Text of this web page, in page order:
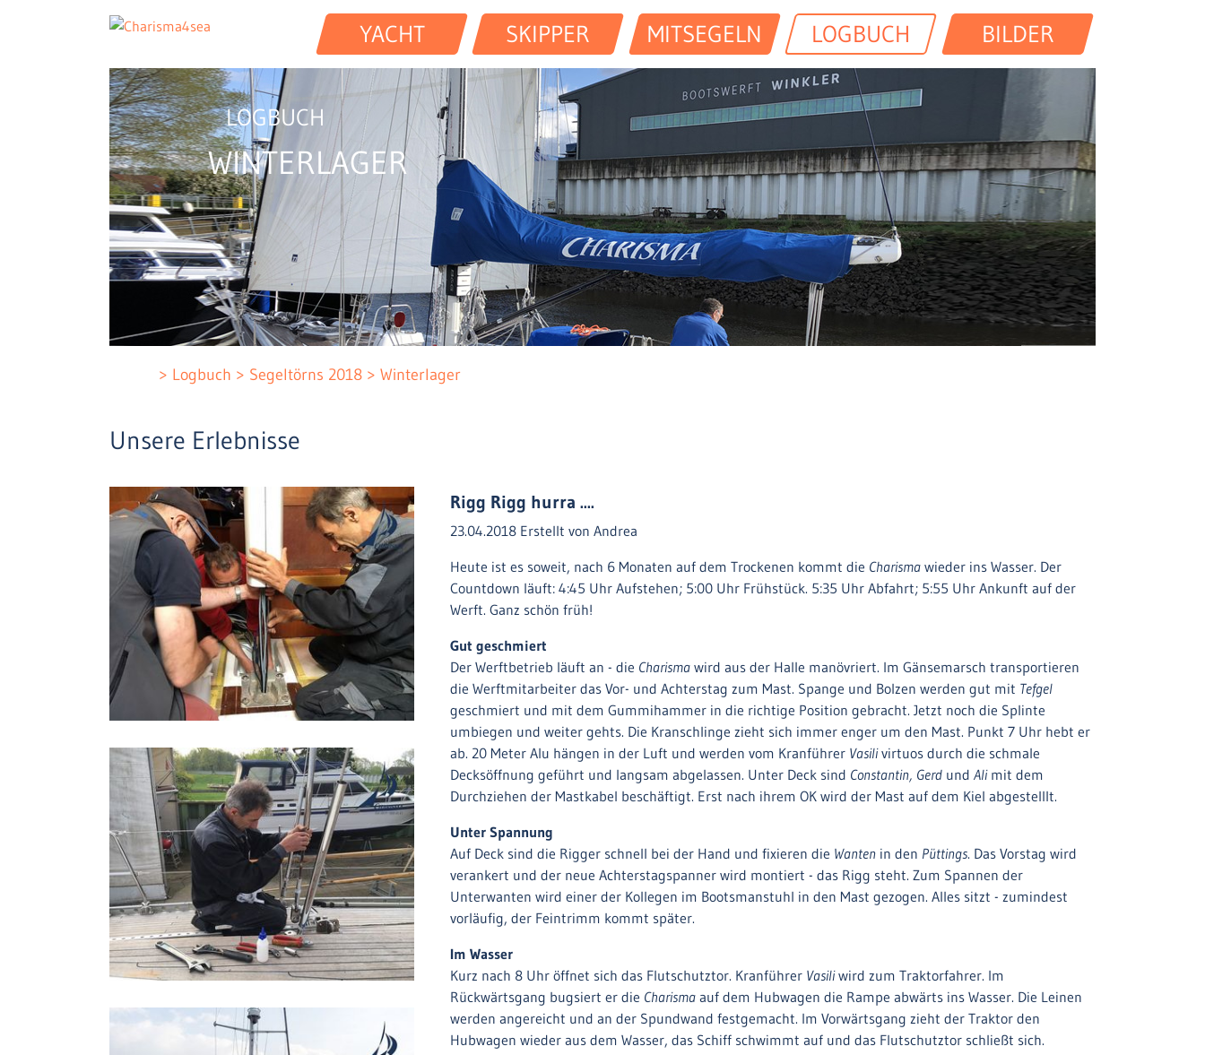
YACHT SKIPPER MITSEGELN LOGBUCH BILDER
LOGBUCH
WINTERLAGER
Logbuch Segeltörns 2018 Winterlager
Unsere Erlebnisse
Rigg Rigg hurra ....
23.04.2018 Erstellt von Andrea
Heute ist es soweit, nach 6 Monaten auf dem Trockenen kommt die Charisma wieder ins Wasser. Der
Countdown läuft: 4:45 Uhr Aufstehen; 5:00 Uhr Frühstück. 5:35 Uhr Abfahrt; 5:55 Uhr Ankunft auf der
Werft. Ganz schön früh!
Gut geschmiert
Der Werftbetrieb läuft an - die Charisma wird aus der Halle manövriert. Im Gänsemarsch transportieren
die Werftmitarbeiter das Vor- und Achterstag zum Mast. Spange und Bolzen werden gut mit Tefgel
geschmiert und mit dem Gummihammer in die richtige Position gebracht. Jetzt noch die Splinte
umbiegen und weiter gehts. Die Kranschlinge zieht sich immer enger um den Mast. Punkt 7 Uhr hebt er
ab. 20 Meter Alu hängen in der Luft und werden vom Kranführer Vasilivirtuos durch die schmale
Decksöffnung geführt und langsam abgelassen. Unter Deck sind Constantin, Gerd und Alimit dem
Durchziehen der Mastkabel beschäftigt. Erst nach ihrem OK wird der Mast auf dem Kiel abgestelllt.
Unter Spannung
Auf Deck sind die Rigger schnell bei der Hand und fixieren die Wanten in den Püttings. Das Vorstag wird
verankert und der neue Achterstagspanner wird montiert - das Rigg steht. Zum Spannen der
Unterwanten wird einer der Kollegen im Bootsmanstuhl in den Mast gezogen. Alles sitzt - zumindest
vorläufig, der Feintrimm kommt später.
Im Wasser
Kurz nach 8 Uhr öffnet sich das Flutschutztor. Kranführer Vasiliwird zum Traktorfahrer. Im
Rückwärtsgang bugsiert er die Charisma auf dem Hubwagen die Rampe abwärts ins Wasser. Die Leinen
werden angereicht und an der Spundwand festgemacht. Im Vorwärtsgang zieht der Traktor den
Hubwagen wieder aus dem Wasser, das Schiff schwimmt auf und das Flutschutztor schließt sich.